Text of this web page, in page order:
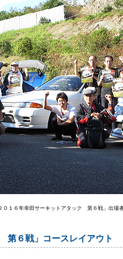
０１６年幸田サーキットアタック 第６戦」出場
第６戦」コースレイアウト